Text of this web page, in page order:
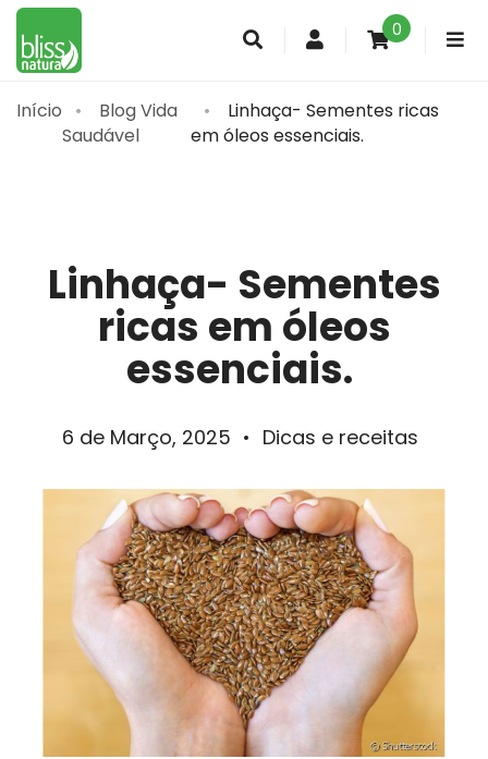
Conta 0
Início
Blog Vida
Saudável
Linhaça- Sementes ricas
em óleos essenciais.
Linhaça- Sementes
ricas em óleos
essenciais.
6 de Março, 2025 • Dicas e receitas